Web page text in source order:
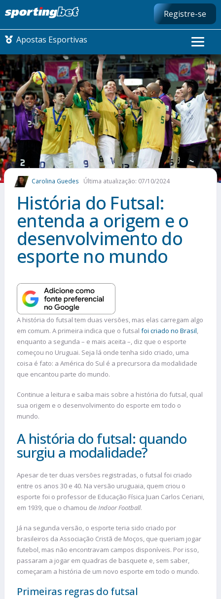
Registre-se
Apostas Esportivas
CONMEBOL LIBERTADORES
FUTEBOL NACIONAL
FUTEBOL INTERNACIONAL
COMO APOSTAR
MAIS ESPORTES
Carolina Guedes Última atualização: 07/10/2024
História do Futsal:
entenda a origem e o
desenvolvimento do
esporte no mundo
A história do futsal tem duas versões, mas elas carregam algo
em comum. A primeira indica que o futsal foi criado no Brasil,
enquanto a segunda – e mais aceita –, diz que o esporte
começou no Uruguai. Seja lá onde tenha sido criado, uma
coisa é fato: a América do Sul é a precursora da modalidade
que encantou parte do mundo.
Continue a leitura e saiba mais sobre a história do futsal, qual
sua origem e o desenvolvimento do esporte em todo o
mundo.
A história do futsal: quando
surgiu a modalidade?
Apesar de ter duas versões registradas, o futsal foi criado
entre os anos 30 e 40. Na versão uruguaia, quem criou o
esporte foi o professor de Educação Física Juan Carlos Ceriani,
em 1939, que o chamou de Indoor Football.
Já na segunda versão, o esporte teria sido criado por
brasileiros da Associação Cristã de Moços, que queriam jogar
futebol, mas não encontravam campos disponíveis. Por isso,
passaram a jogar em quadras de basquete e, sem saber,
começaram a história de um novo esporte em todo o mundo.
Primeiras regras do futsal